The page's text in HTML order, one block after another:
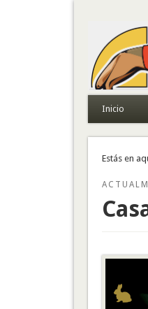
Todo
Inicio
Estás en